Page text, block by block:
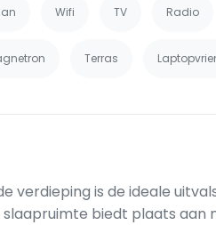
Wifi TV Radio
Terras
verdieping is de ideale
biedt plaats aan